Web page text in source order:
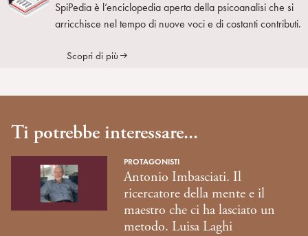
SpiPedia è l’enciclopedia aperta della psicoanalisi che si
arricchisce nel tempo di nuove voci e di costanti contributi.
Scopri di più
Ti potrebbe interessare...
PROTAGONISTI
Antonio Imbasciati. Il
ricercatore della mente e il
maestro che ci ha lasciato un
metodo. Luisa Laghi